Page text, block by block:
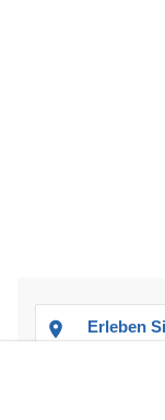
Erleben
Holen Sie